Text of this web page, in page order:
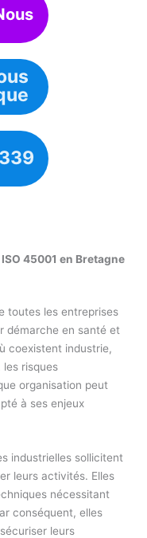
45001 en Bretagne
toutes les entreprises
démarche en santé et
coexistent industrie,
risques
organisation peut
à ses enjeux
industrielles sollicitent
leurs activités. Elles
nécessitant
conséquent, elles
leurs